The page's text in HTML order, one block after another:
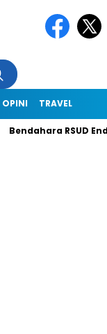
OPINI TRAVEL
RSUD Ende Jadi